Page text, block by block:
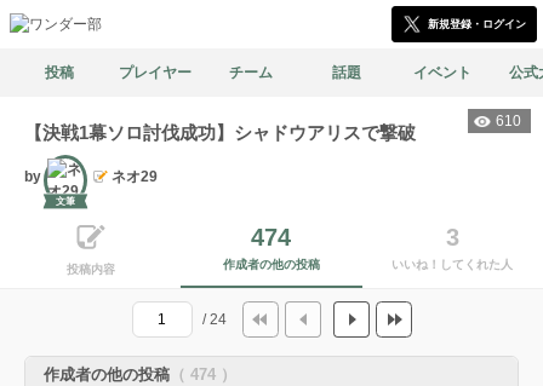
新規登録・ログイン
投稿 プレイヤー チーム 話題 イベント 公式
610
【決戦1幕ソロ討伐成功】シャドウアリスで撃破
by
文筆
ネオ29
投稿内容
474
作成者の他の投稿
3
いいね！してくれた人
/ 24
作成者の他の投稿 （ 474 ）